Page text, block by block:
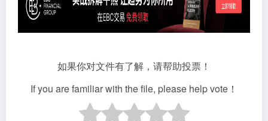
如果你对文件有了解，请帮助投票！
If you are familiar with the file, please help vote！